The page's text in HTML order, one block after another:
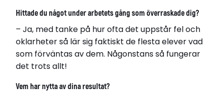
Hittade du något under arbetets gång som överraskade dig?
– Ja, med tanke på hur ofta det uppstår fel och
oklarheter så lär sig faktiskt de flesta elever vad
som förväntas av dem. Någonstans så fungerar
det trots allt!
Vem har nytta av dina resultat?